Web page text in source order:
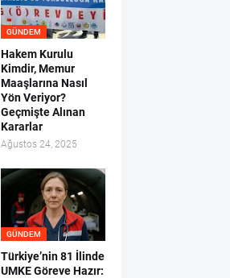
GÜNDEM
Hakem Kurulu
Kimdir, Memur
Maaşlarına Nasıl
Yön Veriyor?
Geçmişte Alınan
Kararlar
Ağustos 24, 2025
GÜNDEM
Türkiye’nin 81 İlinde
UMKE Göreve Hazır: